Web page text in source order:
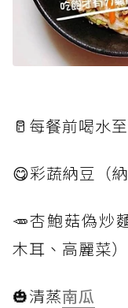
🥛每餐前喝水
😋彩蔬納豆（
🥕杏鮑菇偽炒
木耳、高麗菜）
🎃清蒸南瓜